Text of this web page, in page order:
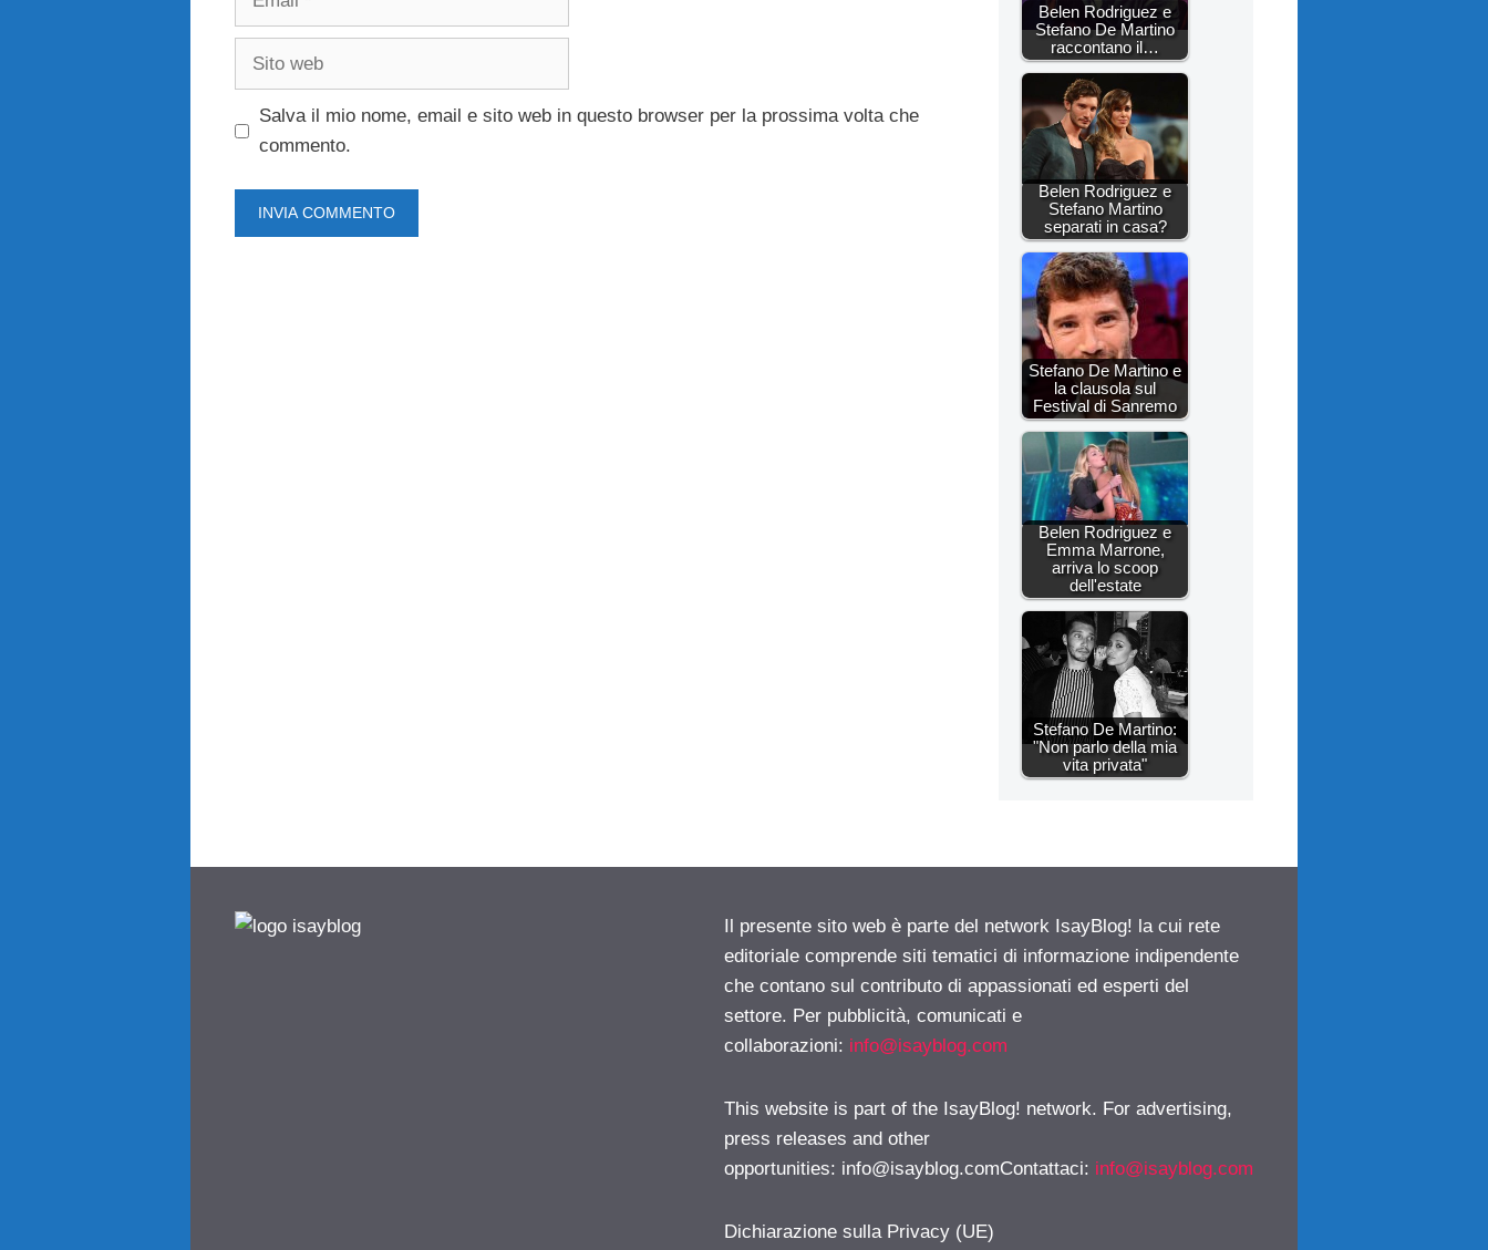
Sito
Salva il mio nome, email e sito web in questo browser per la prossima volta che
commento.
Belen Rodriguez e
Stefano De Martino
raccontano il…
Belen Rodriguez e
Stefano Martino
separati in casa?
Stefano De Martino e
la clausola sul
Festival di Sanremo
Belen Rodriguez e
Emma Marrone,
arriva lo scoop
dell'estate
Stefano De Martino:
"Non parlo della mia
vita privata"
Il presente sito web è parte del network IsayBlog! la cui rete
editoriale comprende siti tematici di informazione indipendente
che contano sul contributo di appassionati ed esperti del
settore. Per pubblicità, comunicati e
collaborazioni: info@isayblog.com
This website is part of the IsayBlog! network. For advertising,
press releases and other
opportunities: info@isayblog.comContattaci: info@isayblog.com
Dichiarazione sulla Privacy (UE)